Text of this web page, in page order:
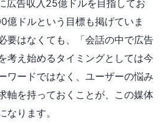
広告収入25億ドルを目指してお
億ドルという目標も掲げていま
要はなくても、「会話の中で広告
考え始めるタイミングとしては今
ワードではなく、ユーザーの悩み
軸を持っておくことが、この媒体
なります。